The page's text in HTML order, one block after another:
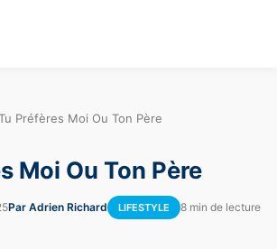
Préfères Moi Ou Ton Père
Moi Ou Ton Père
Par Adrien Richard LIFESTYLE 8 min de lecture